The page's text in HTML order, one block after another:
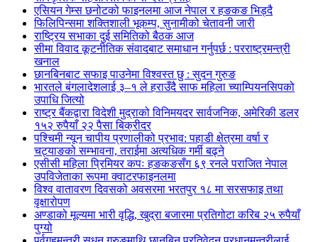
एसियन गेम्स छनोटको फाइनलमा आज नेपाल र हङकङ भिड्दै
फिलिपिन्समा शक्तिशाली भूकम्प, सुनामीको चेतावनी जारी
राष्ट्रिय सभाका दुई समितिको बैठक आज
सीमा विवाद कूटनीतिक संवादबाट समाधान गर्नुपर्छ : परराष्ट्रमन्त्री
खनाल
छानबिनबाट सफाइ पाउनेमा विश्वस्त छु : सुदन गुरुङ
भारतले बंगलादेशलाई ३–१ ले हराउँदै साफ महिला च्याम्पियनसिपको
उपाधि जित्यो
राष्ट्र बैंकद्वारा विदेशी मुद्राको विनिमयदर सार्वजनिक, अमेरिकी डलर
१५२ रुपैयाँ २२ पैसा बिक्रीदर
पश्चिमी न्यून चापीय प्रणालीको प्रभाव: पहाडी क्षेत्रमा वर्षा र
चट्याङको सम्भावना, तराईमा अत्यधिक गर्मी बढ्ने
एसीसी महिला प्रिमियर कपः हङकङसँग ६९ रनले पराजित नेपाल
उपविजेताका रूपमा क्वाटरफाइनलमा
विश्व वातावरण दिवसको अवसरमा भरतपुर १८ मा सरसफाइ तथा
वृक्षारोपण
अण्डाको मूल्यमा भारी वृद्धि, खुद्रा बजारमा प्रतिगोटा करिब २५ रुपैयाँ
पुग्यो